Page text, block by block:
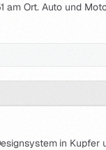
am Ort. Auto und
in Kupfer